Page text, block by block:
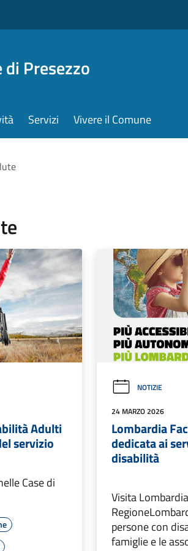
di Presezzo
Servizi Vivere il Comune
Adulti
servizio
Case di
NOTIZIE
24 MARZO 2026
Lombardia
dedicata ai
disabilità
Visita
persone con
famiglie e le